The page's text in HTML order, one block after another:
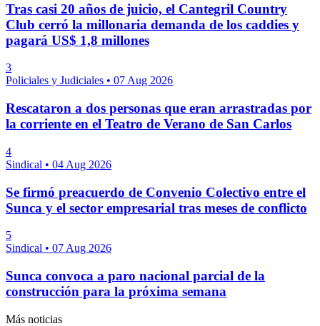
Tras casi 20 años de juicio, el Cantegril Country
Club cerró la millonaria demanda de los caddies y
pagará US$ 1,8 millones
3
Policiales y Judiciales • 07 Aug 2026
Rescataron a dos personas que eran arrastradas por
la corriente en el Teatro de Verano de San Carlos
4
Sindical • 04 Aug 2026
Se firmó preacuerdo de Convenio Colectivo entre el
Sunca y el sector empresarial tras meses de conflicto
5
Sindical • 07 Aug 2026
Sunca convoca a paro nacional parcial de la
construcción para la próxima semana
Más noticias